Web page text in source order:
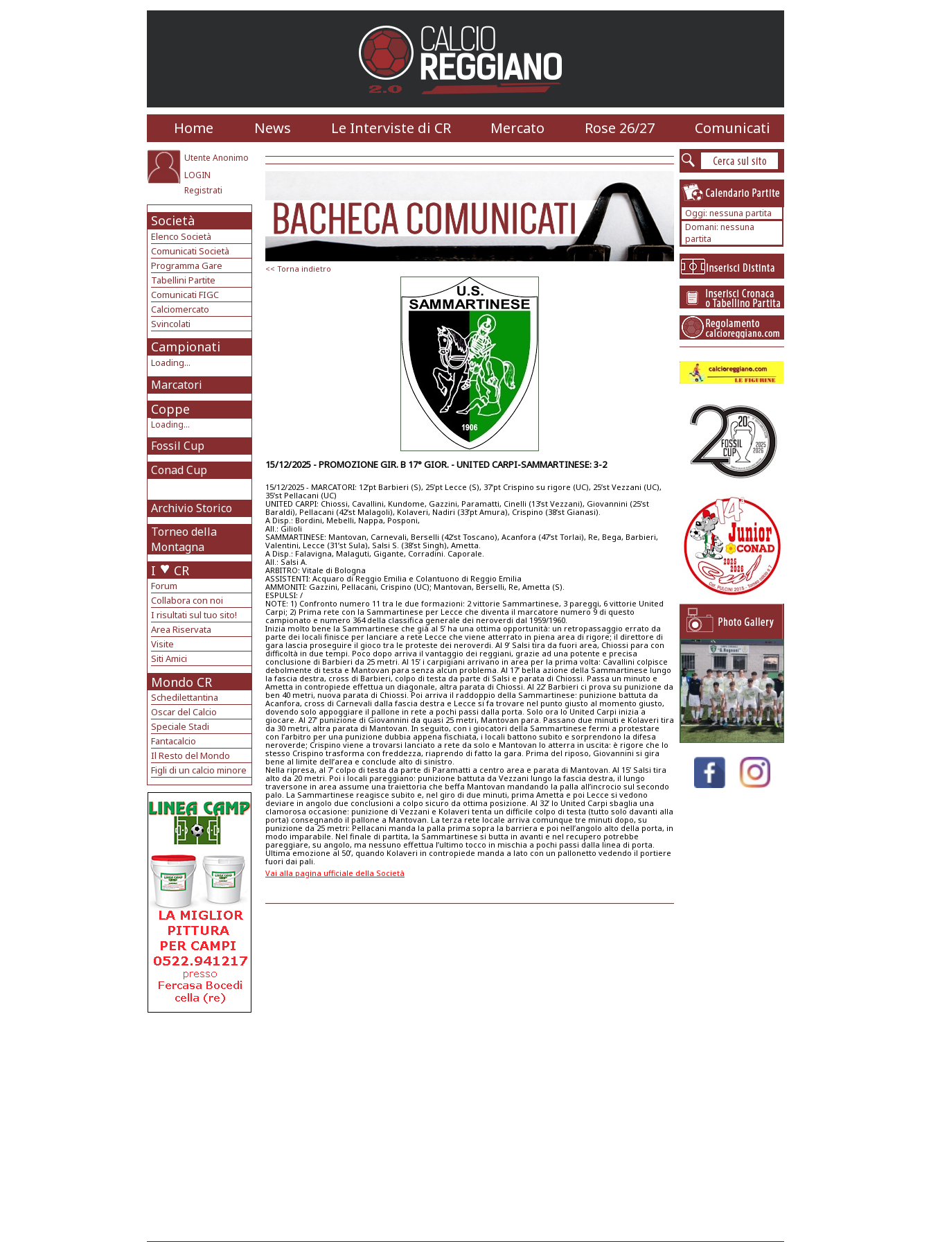
Home News Le Interviste di CR Mercato Rose 26/27 Comunicati
Utente Anonimo
LOGIN
Registrati
Società
Elenco Società
Comunicati Società
Programma Gare
Tabellini Partite
Comunicati FIGC
Calciomercato
Svincolati
Campionati
Loading...
Marcatori
Coppe
Loading...
Fossil Cup
Conad Cup
Archivio Storico
Torneo della
Montagna
I CR
Forum
Collabora con noi
I risultati sul tuo sito!
Area Riservata
Visite
Siti Amici
Mondo CR
Schedilettantina
Oscar del Calcio
Speciale Stadi
Fantacalcio
Il Resto del Mondo
Figli di un calcio minore
<< Torna indietro
15/12/2025 - PROMOZIONE GIR. B 17° GIOR. - UNITED CARPI-SAMMARTINESE: 3-2
15/12/2025 - MARCATORI: 12’pt Barbieri (S), 25’pt Lecce (S), 37’pt Crispino su rigore (UC), 25’st Vezzani (UC),
35’st Pellacani (UC)
UNITED CARPI: Chiossi, Cavallini, Kundome, Gazzini, Paramatti, Cinelli (13’st Vezzani), Giovannini (25’st
Baraldi), Pellacani (42’st Malagoli), Kolaveri, Nadiri (33’pt Amura), Crispino (38’st Gianasi).
A Disp.: Bordini, Mebelli, Nappa, Posponi,
All.: Gilioli
SAMMARTINESE: Mantovan, Carnevali, Berselli (42’st Toscano), Acanfora (47’st Torlai), Re, Bega, Barbieri,
Valentini, Lecce (31’st Sula), Salsi S. (38’st Singh), Ametta.
A Disp.: Falavigna, Malaguti, Gigante, Corradini. Caporale.
All.: Salsi A.
ARBITRO: Vitale di Bologna
ASSISTENTI: Acquaro di Reggio Emilia e Colantuono di Reggio Emilia
AMMONITI: Gazzini, Pellacani, Crispino (UC); Mantovan, Berselli, Re, Ametta (S).
ESPULSI: /
NOTE: 1) Confronto numero 11 tra le due formazioni: 2 vittorie Sammartinese, 3 pareggi, 6 vittorie United
Carpi; 2) Prima rete con la Sammartinese per Lecce che diventa il marcatore numero 9 di questo
campionato e numero 364 della classifica generale dei neroverdi dal 1959/1960.
Inizia molto bene la Sammartinese che già al 5’ ha una ottima opportunità: un retropassaggio errato da
parte dei locali finisce per lanciare a rete Lecce che viene atterrato in piena area di rigore; il direttore di
gara lascia proseguire il gioco tra le proteste dei neroverdi. Al 9’ Salsi tira da fuori area, Chiossi para con
difficoltà in due tempi. Poco dopo arriva il vantaggio dei reggiani, grazie ad una potente e precisa
conclusione di Barbieri da 25 metri. Al 15’ i carpigiani arrivano in area per la prima volta: Cavallini colpisce
debolmente di testa e Mantovan para senza alcun problema. Al 17’ bella azione della Sammartinese lungo
la fascia destra, cross di Barbieri, colpo di testa da parte di Salsi e parata di Chiossi. Passa un minuto e
Ametta in contropiede effettua un diagonale, altra parata di Chiossi. Al 22’ Barbieri ci prova su punizione da
ben 40 metri, nuova parata di Chiossi. Poi arriva il raddoppio della Sammartinese: punizione battuta da
Acanfora, cross di Carnevali dalla fascia destra e Lecce si fa trovare nel punto giusto al momento giusto,
dovendo solo appoggiare il pallone in rete a pochi passi dalla porta. Solo ora lo United Carpi inizia a
giocare. Al 27’ punizione di Giovannini da quasi 25 metri, Mantovan para. Passano due minuti e Kolaveri tira
da 30 metri, altra parata di Mantovan. In seguito, con i giocatori della Sammartinese fermi a protestare
con l’arbitro per una punizione dubbia appena fischiata, i locali battono subito e sorprendono la difesa
neroverde; Crispino viene a trovarsi lanciato a rete da solo e Mantovan lo atterra in uscita: è rigore che lo
stesso Crispino trasforma con freddezza, riaprendo di fatto la gara. Prima del riposo, Giovannini si gira
bene al limite dell’area e conclude alto di sinistro.
Nella ripresa, al 7’ colpo di testa da parte di Paramatti a centro area e parata di Mantovan. Al 15’ Salsi tira
alto da 20 metri. Poi i locali pareggiano: punizione battuta da Vezzani lungo la fascia destra, il lungo
traversone in area assume una traiettoria che beffa Mantovan mandando la palla all’incrocio sul secondo
palo. La Sammartinese reagisce subito e, nel giro di due minuti, prima Ametta e poi Lecce si vedono
deviare in angolo due conclusioni a colpo sicuro da ottima posizione. Al 32’ lo United Carpi sbaglia una
clamorosa occasione: punizione di Vezzani e Kolaveri tenta un difficile colpo di testa (tutto solo davanti alla
porta) consegnando il pallone a Mantovan. La terza rete locale arriva comunque tre minuti dopo, su
punizione da 25 metri: Pellacani manda la palla prima sopra la barriera e poi nell’angolo alto della porta, in
modo imparabile. Nel finale di partita, la Sammartinese si butta in avanti e nel recupero potrebbe
pareggiare, su angolo, ma nessuno effettua l’ultimo tocco in mischia a pochi passi dalla linea di porta.
Ultima emozione al 50’, quando Kolaveri in contropiede manda a lato con un pallonetto vedendo il portiere
fuori dai pali.
Vai alla pagina ufficiale della Società
Oggi: nessuna partita
Domani: nessuna
partita